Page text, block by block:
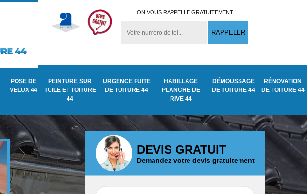
ON VOUS RAPPELLE GRATUITEMENT
POSE DE
VELUX 44
PEINTURE SUR
TUILE ET TOITURE
44
URGENCE FUITE
DE TOITURE 44
HABILLAGE
PLANCHE DE
RIVE 44
DÉMOUSSAGE
DE TOITURE 44
RÉNOVATION
DE TOITURE 44
Recherche de fuite
de toiture 44
Traitement anti
Démoussage
nettoyage de tuile
44
DEVIS GRATUIT
Demandez votre devis gratuitement